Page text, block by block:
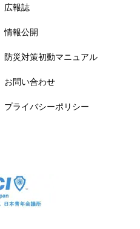
広報誌
情報公開
防災対策初動マニュアル
お問い合わせ
プライバシーポリシー